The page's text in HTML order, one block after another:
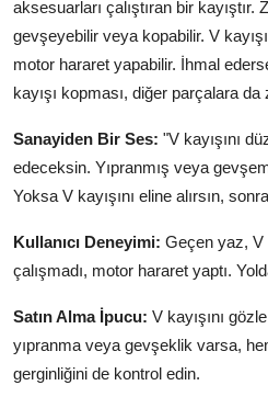
aksesuarları çalıştıran bir kayıştır.
gevşeyebilir veya kopabilir. V
motor hararet yapabilir. İhmal
kayışı kopması, diğer parçalara da
Sanayiden Bir Ses: "V kayışını
edeceksin. Yıpranmış veya
Yoksa V kayışını eline alırsın,
Kullanıcı Deneyimi: Geçen yaz, V
çalışmadı, motor hararet yaptı.
Satın Alma İpucu: V kayışını
yıpranma veya gevşeklik varsa,
gerginliğini de kontrol edin.